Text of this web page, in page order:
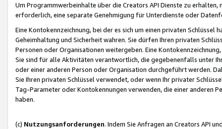
Um Programmwerbeinhalte über die Creators API Dienste zu
erforderlich, eine separate Genehmigung für Unterdienste oder
Eine Kontokennzeichnung, bei der es sich um einen privaten
Geheimhaltung und Sicherheit wahren. Sie dürfen Ihren privaten
Personen oder Organisationen weitergeben. Eine
Sie sind für alle Aktivitäten verantwortlich, die gegebenenfalls unter
oder einer anderen Person oder Organisation durchgeführt werden.
Sie Ihren privaten Schlüssel verwendet, oder wenn Ihr privater
Tag-Parameter oder Kontokennungen verwenden, die einer anderen
haben.
(c) Nutzungsanforderungen. Indem Sie Anfragen an Creators API